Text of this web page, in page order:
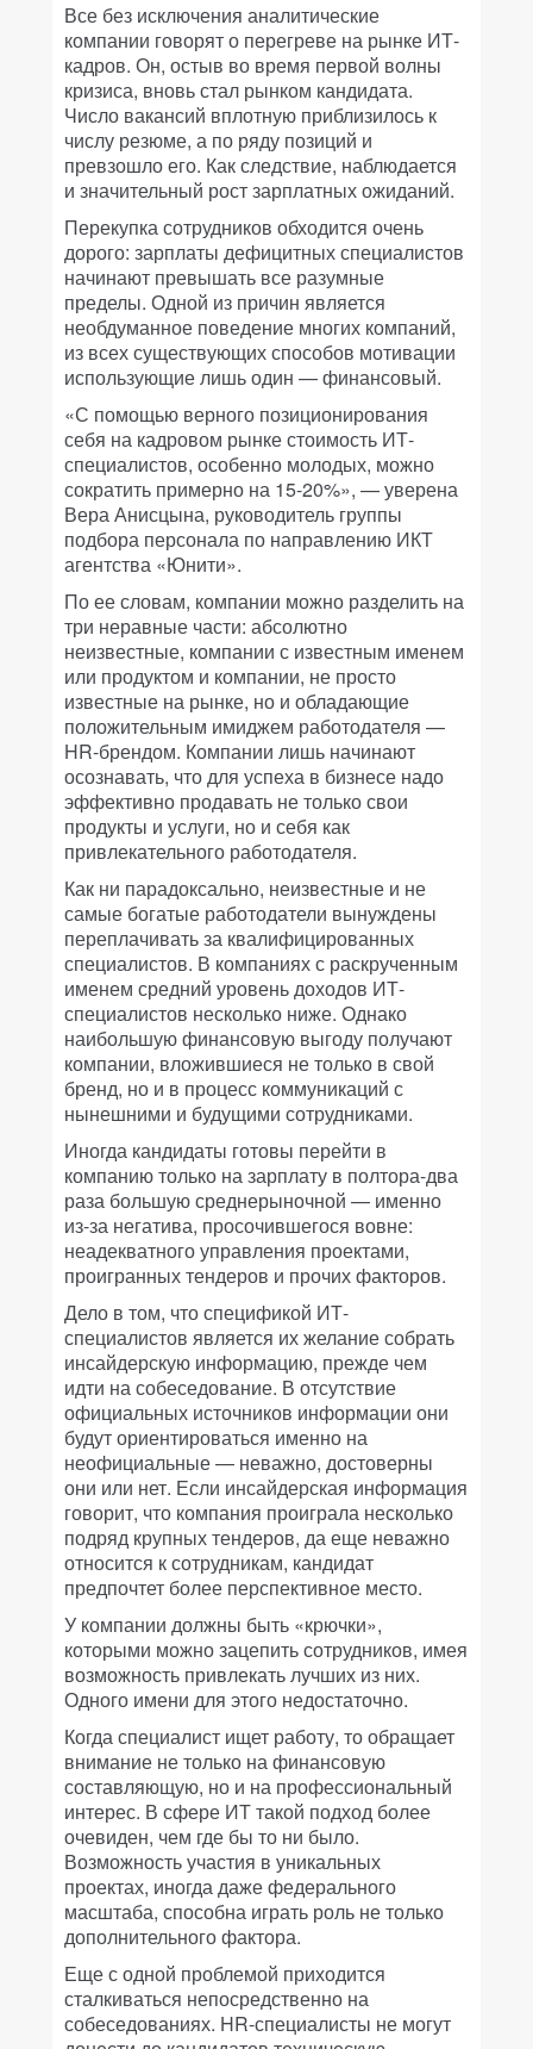
Все без исключения аналитические
компании говорят о перегреве на рынке ИТ-
кадров. Он, остыв во время первой волны
кризиса, вновь стал рынком кандидата.
Число вакансий вплотную приблизилось к
числу резюме, а по ряду позиций и
превзошло его. Как следствие, наблюдается
и значительный рост зарплатных ожиданий.
Перекупка сотрудников обходится очень
дорого: зарплаты дефицитных специалистов
начинают превышать все разумные
пределы. Одной из причин является
необдуманное поведение многих компаний,
из всех существующих способов мотивации
использующие лишь один — финансовый.
«С помощью верного позиционирования
себя на кадровом рынке стоимость ИТ-
специалистов, особенно молодых, можно
сократить примерно на 15-20%», — уверена
Вера Анисцына, руководитель группы
подбора персонала по направлению ИКТ
агентства «Юнити».
По ее словам, компании можно разделить на
три неравные части: абсолютно
неизвестные, компании с известным именем
или продуктом и компании, не просто
известные на рынке, но и обладающие
положительным имиджем работодателя —
HR-брендом. Компании лишь начинают
осознавать, что для успеха в бизнесе надо
эффективно продавать не только свои
продукты и услуги, но и себя как
привлекательного работодателя.
Как ни парадоксально, неизвестные и не
самые богатые работодатели вынуждены
переплачивать за квалифицированных
специалистов. В компаниях с раскрученным
именем средний уровень доходов ИТ-
специалистов несколько ниже. Однако
наибольшую финансовую выгоду получают
компании, вложившиеся не только в свой
бренд, но и в процесс коммуникаций с
нынешними и будущими сотрудниками.
Иногда кандидаты готовы перейти в
компанию только на зарплату в полтора-два
раза большую среднерыночной — именно
из-за негатива, просочившегося вовне:
неадекватного управления проектами,
проигранных тендеров и прочих факторов.
Дело в том, что спецификой ИТ-
специалистов является их желание собрать
инсайдерскую информацию, прежде чем
идти на собеседование. В отсутствие
официальных источников информации они
будут ориентироваться именно на
неофициальные — неважно, достоверны
они или нет. Если инсайдерская информация
говорит, что компания проиграла несколько
подряд крупных тендеров, да еще неважно
относится к сотрудникам, кандидат
предпочтет более перспективное место.
У компании должны быть «крючки»,
которыми можно зацепить сотрудников, имея
возможность привлекать лучших из них.
Одного имени для этого недостаточно.
Когда специалист ищет работу, то обращает
внимание не только на финансовую
составляющую, но и на профессиональный
интерес. В сфере ИТ такой подход более
очевиден, чем где бы то ни было.
Возможность участия в уникальных
проектах, иногда даже федерального
масштаба, способна играть роль не только
дополнительного фактора.
Еще с одной проблемой приходится
сталкиваться непосредственно на
собеседованиях. HR-специалисты не могут